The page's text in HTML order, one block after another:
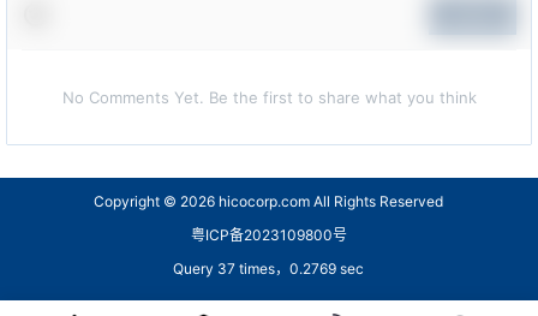
No Comments Yet. Be the first to share what you think
Copyright © 2026 hicocorp.com All Rights Reserved
粤ICP备2023109800号
Query 37 times，0.2769 sec